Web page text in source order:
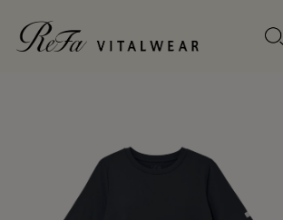
WOMEN
新商品
SLEEP WEAR
新商品
SLEEP WEAR